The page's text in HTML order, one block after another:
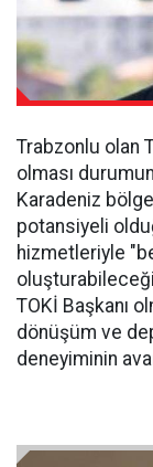
Trabzonlu olan
olması
Karadeniz
potansiyeli
hizmetleriyle
oluşturabileceği
TOKİ Başkanı
dönüşüm ve
deneyiminin